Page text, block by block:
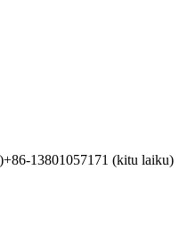
+86-13801057171 (kitu laiku)